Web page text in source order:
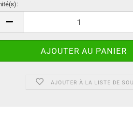
AJOUTER À LA LISTE DE